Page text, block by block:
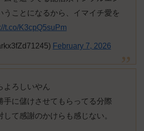
うことになるから、イマイチ愛を
t.co/K3cpQ5suPm
February 7, 2026
よろしいやん
手に儲けさせてもらってる分際
して感謝のかけらも感じない。